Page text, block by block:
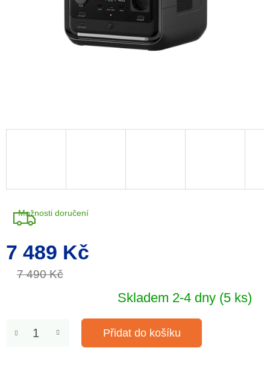
7 490 Kč
7 489 Kč
Měrná
cena:
Skladem 2-4 dny (5 ks)
Možnosti doručení
Přidat do košíku